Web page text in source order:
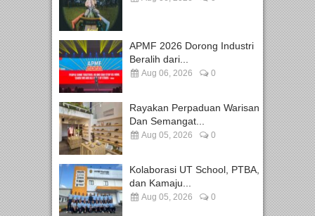
APMF 2026 Dorong Industri
Beralih dari...
Aug 06, 2026 0
Rayakan Perpaduan Warisan
Dan Semangat...
Aug 05, 2026 0
Kolaborasi UT School, PTBA,
dan Kamaju...
Aug 05, 2026 0